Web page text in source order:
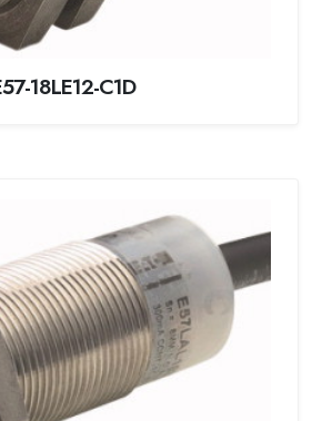
18LE12-C1D